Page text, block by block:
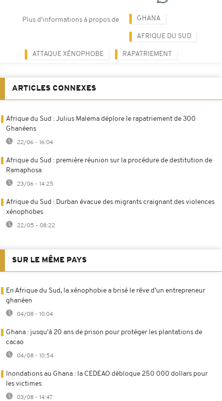
Plus d'informations à propos de GHANA
AFRIQUE DU SUD
ATTAQUE XÉNOPHOBE RAPATRIEMENT
ARTICLES CONNEXES
Afrique du Sud : Julius Malema déplore le rapatriement de 300
Ghanéens
22/06 - 16:04
Afrique du Sud : première réunion sur la procédure de destitution de
Ramaphosa
23/06 - 14:25
Afrique du Sud : Durban évacue des migrants craignant des violences
xénophobes
22/05 - 08:22
SUR LE MÊME PAYS
En Afrique du Sud, la xénophobie a brisé le rêve d’un entrepreneur
ghanéen
04/08 - 10:04
Ghana : jusqu'à 20 ans de prison pour protéger les plantations de
cacao
04/08 - 10:54
Inondations au Ghana : la CEDEAO débloque 250 000 dollars pour
les victimes
03/08 - 14:47